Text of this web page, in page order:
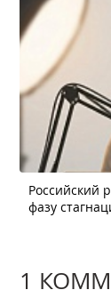
Российский
фазу
1